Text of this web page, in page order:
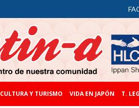
CULTURA Y TURISMO VIDA EN JAPÓN T.